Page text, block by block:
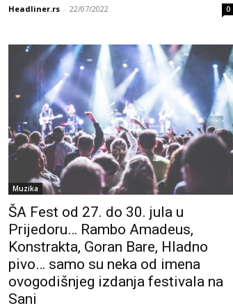
Headliner.rs - 22/07/2022 0
Muzika
ŠA Fest od 27. do 30. jula u
Prijedoru… Rambo Amadeus,
Konstrakta, Goran Bare, Hladno
pivo… samo su neka od imena
ovogodišnjeg izdanja festivala na
Sani